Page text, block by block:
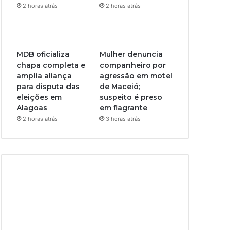
2 horas atrás 2 horas atrás
MDB oficializa
chapa completa e
amplia aliança
para disputa das
eleições em
Alagoas
2 horas atrás
Mulher denuncia
companheiro por
agressão em motel
de Maceió;
suspeito é preso
em flagrante
3 horas atrás